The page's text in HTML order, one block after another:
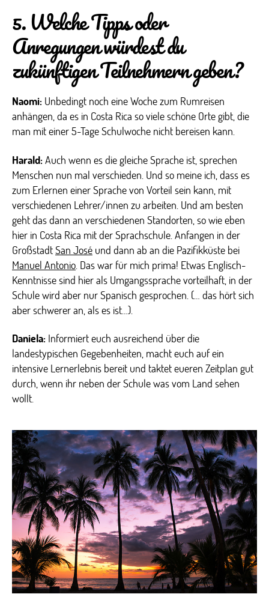
5. Welche Tipps oder
Anregungen würdest du
zukünftigen Teilnehmern geben?
Naomi: Unbedingt noch eine Woche zum Rumreisen
anhängen, da es in Costa Rica so viele schöne Orte gibt, die
man mit einer 5-Tage Schulwoche nicht bereisen kann.
Harald: Auch wenn es die gleiche Sprache ist, sprechen
Menschen nun mal verschieden. Und so meine ich, dass es
zum Erlernen einer Sprache von Vorteil sein kann, mit
verschiedenen Lehrer/innen zu arbeiten. Und am besten
geht das dann an verschiedenen Standorten, so wie eben
hier in Costa Rica mit der Sprachschule. Anfangen in der
GroßstadtSan José und dann ab an die Pazifikküste bei
Manuel Antonio . Das war für mich prima! Etwas Englisch-
Kenntnisse sind hier als Umgangssprache vorteilhaft, in der
Schule wird aber nur Spanisch gesprochen. (… das hört sich
aber schwerer an, als es ist…).
Daniela: Informiert euch ausreichend über die
landestypischen Gegebenheiten, macht euch auf ein
intensive Lernerlebnis bereit und taktet eueren Zeitplan gut
durch, wenn ihr neben der Schule was vom Land sehen
wollt.